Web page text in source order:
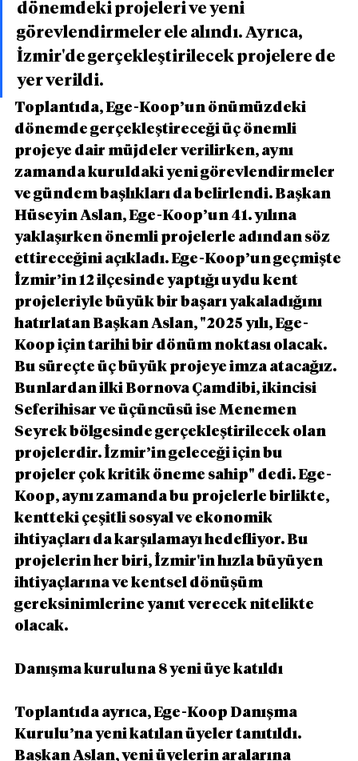
dönemdeki projeleri ve yeni
görevlendirmeler ele alındı. Ayrıca,
İzmir'de gerçekleştirilecek projelere de
yer verildi.
Toplantıda, Ege-Koop’un önümüzdeki
dönemde gerçekleştireceği üç önemli
projeye dair müjdeler verilirken, aynı
zamanda kuruldaki yeni görevlendirmeler
ve gündem başlıkları da belirlendi. Başkan
Hüseyin Aslan, Ege-Koop’un 41. yılına
yaklaşırken önemli projelerle adından söz
ettireceğini açıkladı. Ege-Koop’un geçmişte
İzmir’in 12 ilçesinde yaptığı uydu kent
projeleriyle büyük bir başarı yakaladığını
hatırlatan Başkan Aslan, "2025 yılı, Ege-
Koop için tarihi bir dönüm noktası olacak.
Bu süreçte üç büyük projeye imza atacağız.
Bunlardan ilki Bornova Çamdibi, ikincisi
Seferihisar ve üçüncüsü ise Menemen
Seyrek bölgesinde gerçekleştirilecek olan
projelerdir. İzmir’in geleceği için bu
projeler çok kritik öneme sahip" dedi. Ege-
Koop, aynı zamanda bu projelerle birlikte,
kentteki çeşitli sosyal ve ekonomik
ihtiyaçları da karşılamayı hedefliyor. Bu
projelerin her biri, İzmir'in hızla büyüyen
ihtiyaçlarına ve kentsel dönüşüm
gereksinimlerine yanıt verecek nitelikte
olacak.
Danışma kuruluna 8 yeni üye katıldı
Toplantıda ayrıca, Ege-Koop Danışma
Kurulu’na yeni katılan üyeler tanıtıldı.
Başkan Aslan, yeni üyelerin aralarına